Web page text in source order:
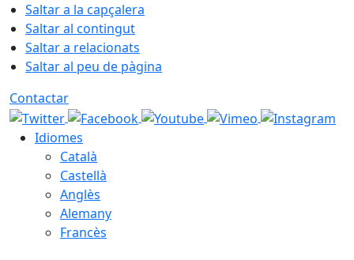
Saltar a la capçalera
Saltar al contingut
Saltar a relacionats
Saltar al peu de pàgina
Contactar
Idiomes
Català
Castellà
Anglès
Alemany
Francès